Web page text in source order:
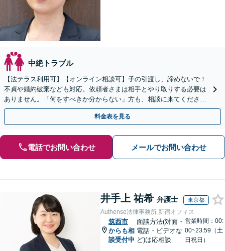
中絶トラブル
【法テラス利用可】【オンライン相談可】子の引渡し、諦めないで！
不貞や婚約破棄なども対応。依頼者さまは相手とやり取りする必要は
ありません。「何をすべきか分からない」方も、相談に来てくださ
い。相談・書類作成のみのプランもあります
料金表を見る
電話でお問い合わせ メールでお問い合わせ
井手上 祐希 弁護士 東京都
Authense法律事務所 新宿オフィス
筑西市
からも相
談受付中
面談方法(対面・
電話・ビデオな
ど)は応相談
営業時間：00:
00~23:59（土
日祝日）